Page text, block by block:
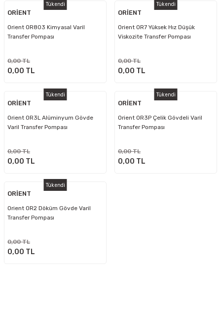
Tükendi
ORİENT
Orient OR803 Kimyasal Varil
Transfer Pompası
0,00 TL
0,00 TL
Tükendi
ORİENT
Orient OR7 Yüksek Hız Düşük
Viskozite Transfer Pompası
0,00 TL
0,00 TL
Tükendi
ORİENT
Orient OR3L Alüminyum Gövde
Varil Transfer Pompası
0,00 TL
0,00 TL
Tükendi
ORİENT
Orient OR3P Çelik Gövdeli Varil
Transfer Pompası
0,00 TL
0,00 TL
Tükendi
ORİENT
Orient OR2 Döküm Gövde Varil
Transfer Pompası
0,00 TL
0,00 TL